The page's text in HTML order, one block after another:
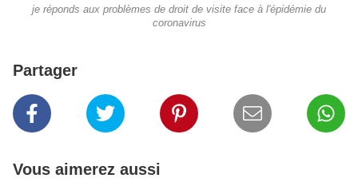
je réponds aux problèmes de droit de visite face à l'épidémie du
coronavirus
Partager
Vous aimerez aussi